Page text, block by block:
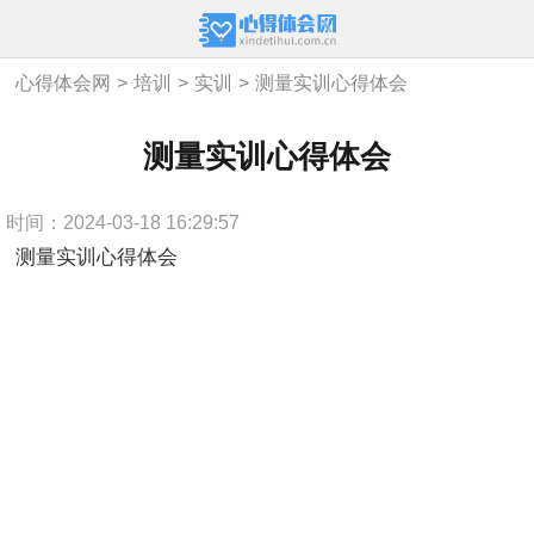
心得体会网 > 培训 > 实训 > 测量实训心得体会
测量实训心得体会
时间：2024-03-18 16:29:57
测量实训心得体会